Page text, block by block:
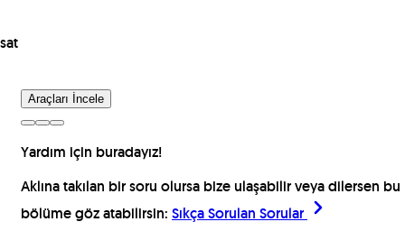
Araçları İncele
Yardım için buradayız!
Aklına takılan bir soru olursa bize ulaşabilir veya dilersen bu
bölüme göz atabilirsin: Sıkça Sorulan Sorular